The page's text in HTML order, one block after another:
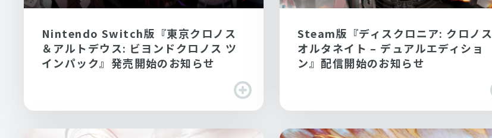
Nintendo Switch版『東京クロノス
＆アルトデウス: ビヨンドクロノス ツ
インパック』発売開始のお知らせ
Steam版『ディスクロニア: クロノス
オルタネイト – デュアルエディショ
ン』配信開始のお知らせ